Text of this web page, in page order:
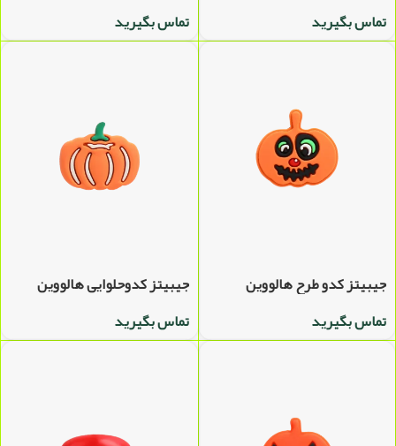
تماس بگیرید
تماس بگیرید
جیبیتز کدو طرح هالووین
تماس بگیرید
جیبیتز کدوحلوایی هالووین
تماس بگیرید